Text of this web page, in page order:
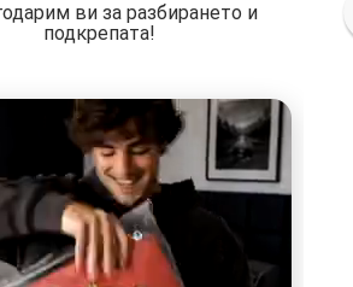
ви за разбирането и
подкрепата!